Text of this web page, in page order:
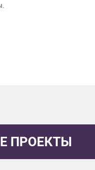
ПРОЕКТЫ